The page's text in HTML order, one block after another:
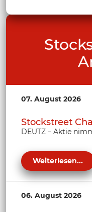
07. August 2026
Stockstreet
DEUTZ – Aktie
Weiterlesen...
06. August 2026